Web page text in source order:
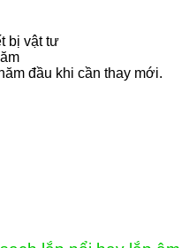
bị vật tư
đầu khi cần thay mới.